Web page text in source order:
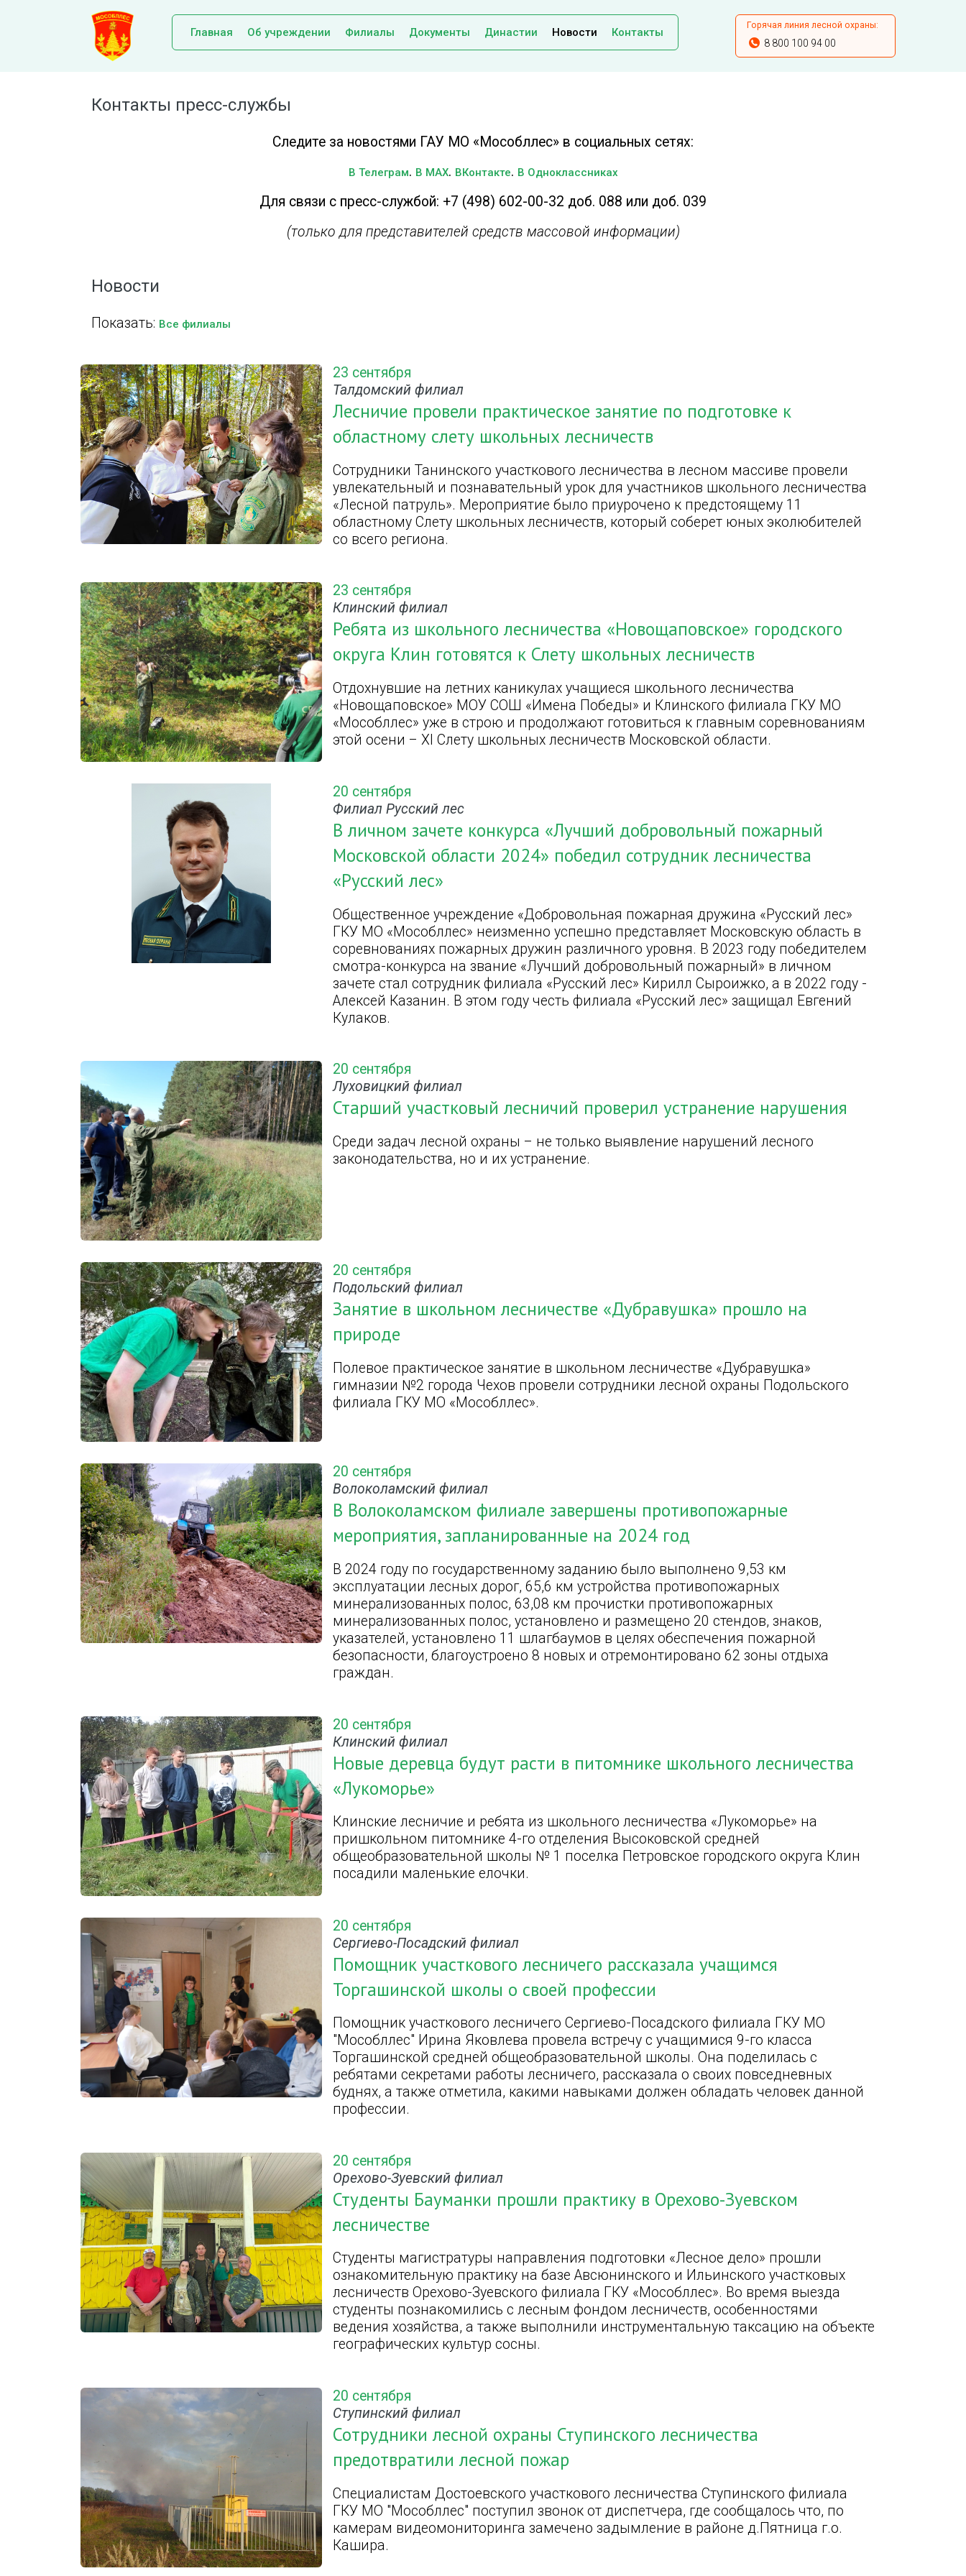
Главная Об учреждении Филиалы Документы Династии Новости Контакты
Горячая линия лесной охраны:
8 800 100 94 00
Контакты пресс-службы
Следите за новостями ГАУ МО «Мособллес» в социальных сетях:
В Телеграм. В MAX. ВКонтакте. В Одноклассниках
Для связи с пресс-службой: +7 (498) 602-00-32 доб. 088 или доб. 039
(только для представителей средств массовой информации)
Новости
Показать: Все филиалы
23 сентября
Талдомский филиал
Лесничие провели практическое занятие по подготовке к
областному слету школьных лесничеств
Сотрудники Танинского участкового лесничества в лесном массиве провели
увлекательный и познавательный урок для участников школьного лесничества
«Лесной патруль». Мероприятие было приурочено к предстоящему 11
областному Слету школьных лесничеств, который соберет юных эколюбителей
со всего региона.
23 сентября
Клинский филиал
Ребята из школьного лесничества «Новощаповское» городского
округа Клин готовятся к Слету школьных лесничеств
Отдохнувшие на летних каникулах учащиеся школьного лесничества
«Новощаповское» МОУ СОШ «Имена Победы» и Клинского филиала ГКУ МО
«Мособллес» уже в строю и продолжают готовиться к главным соревнованиям
этой осени – XI Слету школьных лесничеств Московской области.
20 сентября
Филиал Русский лес
В личном зачете конкурса «Лучший добровольный пожарный
Московской области 2024» победил сотрудник лесничества
«Русский лес»
Общественное учреждение «Добровольная пожарная дружина «Русский лес»
ГКУ МО «Мособллес» неизменно успешно представляет Московскую область в
соревнованиях пожарных дружин различного уровня. В 2023 году победителем
смотра-конкурса на звание «Лучший добровольный пожарный» в личном
зачете стал сотрудник филиала «Русский лес» Кирилл Сыроижко, а в 2022 году -
Алексей Казанин. В этом году честь филиала «Русский лес» защищал Евгений
Кулаков.
20 сентября
Луховицкий филиал
Старший участковый лесничий проверил устранение нарушения
Среди задач лесной охраны – не только выявление нарушений лесного
законодательства, но и их устранение.
20 сентября
Подольский филиал
Занятие в школьном лесничестве «Дубравушка» прошло на
природе
Полевое практическое занятие в школьном лесничестве «Дубравушка»
гимназии №2 города Чехов провели сотрудники лесной охраны Подольского
филиала ГКУ МО «Мособллес».
20 сентября
Волоколамский филиал
В Волоколамском филиале завершены противопожарные
мероприятия, запланированные на 2024 год
В 2024 году по государственному заданию было выполнено 9,53 км
эксплуатации лесных дорог, 65,6 км устройства противопожарных
минерализованных полос, 63,08 км прочистки противопожарных
минерализованных полос, установлено и размещено 20 стендов, знаков,
указателей, установлено 11 шлагбаумов в целях обеспечения пожарной
безопасности, благоустроено 8 новых и отремонтировано 62 зоны отдыха
граждан.
20 сентября
Клинский филиал
Новые деревца будут расти в питомнике школьного лесничества
«Лукоморье»
Клинские лесничие и ребята из школьного лесничества «Лукоморье» на
пришкольном питомнике 4-го отделения Высоковской средней
общеобразовательной школы № 1 поселка Петровское городского округа Клин
посадили маленькие елочки.
20 сентября
Сергиево-Посадский филиал
Помощник участкового лесничего рассказала учащимся
Торгашинской школы о своей профессии
Помощник участкового лесничего Сергиево-Посадского филиала ГКУ МО
"Мособллес" Ирина Яковлева провела встречу с учащимися 9-го класса
Торгашинской средней общеобразовательной школы. Она поделилась с
ребятами секретами работы лесничего, рассказала о своих повседневных
буднях, а также отметила, какими навыками должен обладать человек данной
профессии.
20 сентября
Орехово-Зуевский филиал
Студенты Бауманки прошли практику в Орехово-Зуевском
лесничестве
Студенты магистратуры направления подготовки «Лесное дело» прошли
ознакомительную практику на базе Авсюнинского и Ильинского участковых
лесничеств Орехово-Зуевского филиала ГКУ «Мособллес». Во время выезда
студенты познакомились с лесным фондом лесничеств, особенностями
ведения хозяйства, а также выполнили инструментальную таксацию на объекте
географических культур сосны.
20 сентября
Ступинский филиал
Сотрудники лесной охраны Ступинского лесничества
предотвратили лесной пожар
Специалистам Достоевского участкового лесничества Ступинского филиала
ГКУ МО "Мособллес" поступил звонок от диспетчера, где сообщалось что, по
камерам видеомониторинга замечено задымление в районе д.Пятница г.о.
Кашира.